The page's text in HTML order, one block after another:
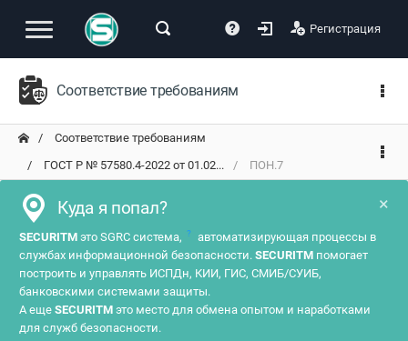
Регистрация
Соответствие требованиям
Соответствие требованиям
ГОСТ Р № 57580.4-2022 от 01.02...
ПОН.7
×
Куда я попал?
SECURITM это SGRC система, ?
автоматизирующая процессы в
службах информационной безопасности. SECURITM помогает
построить и управлять ИСПДн, КИИ, ГИС, СМИБ/СУИБ,
банковскими системами защиты.
А еще SECURITM это место для обмена опытом и наработками
для служб безопасности.